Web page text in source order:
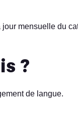
mensuelle du
?
de langue.